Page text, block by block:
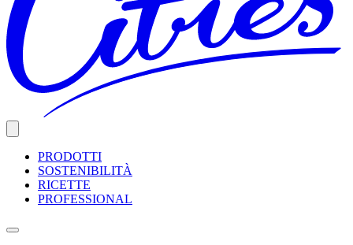
PRODOTTI
SOSTENIBILITÀ
RICETTE
PROFESSIONAL